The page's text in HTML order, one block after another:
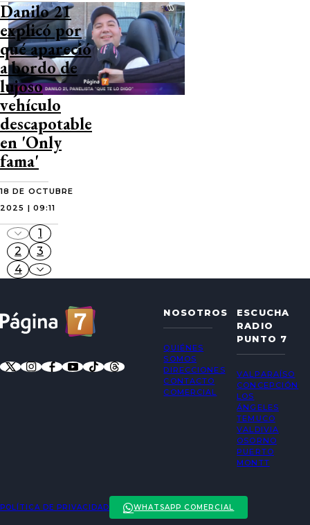
Danilo 21
explicó por
qué apareció
a bordo de
lujoso
vehículo
descapotable
en 'Only
fama'
18 DE OCTUBRE
2025 | 09:11
1
2
3
4
NOSOTROS
QUIÉNES
SOMOS
DIRECCIONES
CONTACTO
COMERCIAL
ESCUCHA
RADIO
PUNTO 7
VALPARAÍSO
CONCEPCIÓN
LOS
ÁNGELES
TEMUCO
VALDIVIA
OSORNO
PUERTO
MONTT
POLÍTICA DE PRIVACIDAD WHATSAPP COMERCIAL